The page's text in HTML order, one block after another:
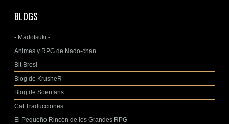
BLOGS
- Madotsuki -
Animes y RPG de Nado-chan
Bit Bros!
Blog de KrusheR
Blog de Soeufans
Cat Traducciones
El Pequeño Rincón de los Grandes RPG